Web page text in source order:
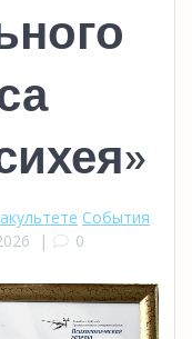
События
| 0